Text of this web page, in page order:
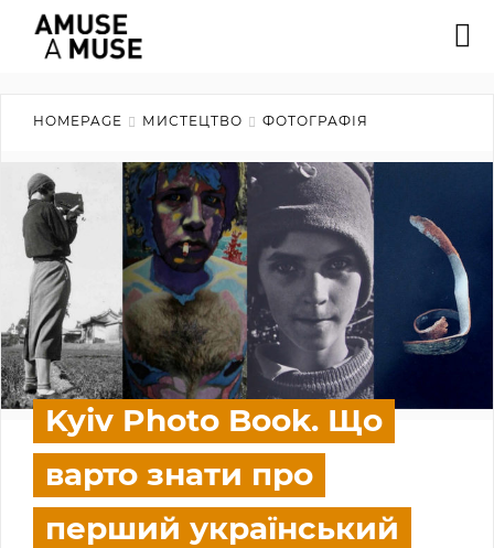
HOMEPAGE МИСТЕЦТВО ФОТОГРАФІЯ
Kyiv Photo Book. Що
варто знати про
перший український